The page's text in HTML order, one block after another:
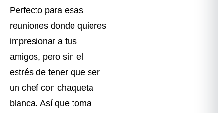
Perfecto para esas
reuniones donde quieres
impresionar a tus
amigos, pero sin el
estrés de tener que ser
un chef con chaqueta
blanca. Así que toma